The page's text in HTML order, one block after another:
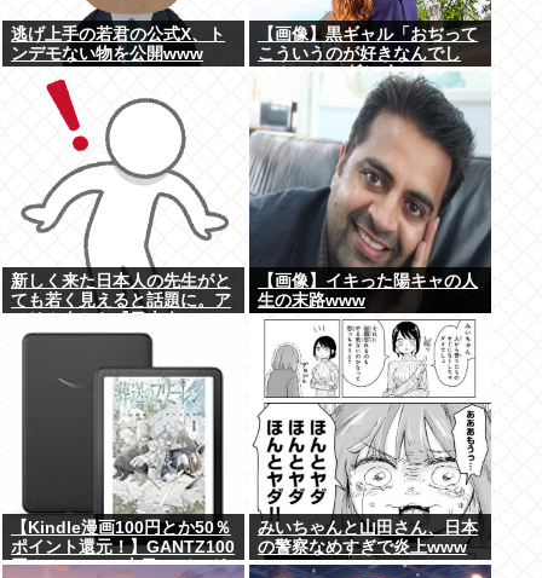
逃げ上手の若君の公式X、ト
ンデモない物を公開www
【画像】黒ギャル「おぢって
こういうのが好きなんでし
ょ？www」ﾄﾞﾝｯ！
新しく来た日本人の先生がと
ても若く見えると話題に。ア
【画像】イキった陽キャの人
生の末路www
【Kindle漫画100円とか50％
ポイント還元！】GANTZ100
円！Dreams、本日のバーガ
みいちゃんと山田さん、日本
の警察なめすぎで炎上www